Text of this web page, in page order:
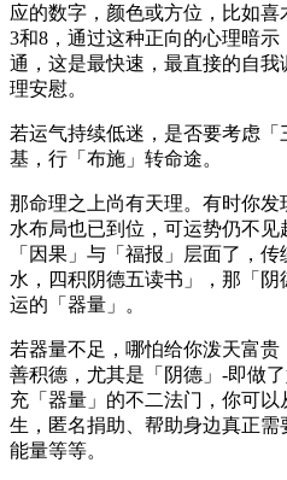
应的数字，颜色或方位，比如
3和8，通过这种正向的心理暗
通，这是最快速，最直接的自
理安慰。
若运气持续低迷，是否要考虑
基，行「布施」转命途。
那命理之上尚有天理。有时你
水布局也已到位，可运势仍不
「因果」与「福报」层面了，
水，四积阴德五读书」，那「
运的「器量」。
若器量不足，哪怕给你泼天富
善积德，尤其是「阴德」-即做
充「器量」的不二法门，你可
生，匿名捐助、帮助身边真正
能量等等。